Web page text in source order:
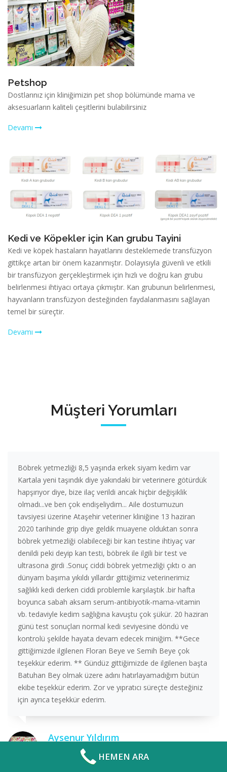
Petshop
Dostlarınız için kliniğimizin pet shop bölümünde mama ve
aksesuarların kaliteli çeşitlerini bulabilirsiniz
Devamı
Kedi ve Köpekler için Kan grubu Tayini
Kedi ve köpek hastaların hayatlarını desteklemede transfüzyon
gittikçe artan bir önem kazanmıştır. Dolayısıyla güvenli ve etkili
bir transfüzyon gerçekleştirmek için hızlı ve doğru kan grubu
belirlenmesi ihtiyacı ortaya çıkmıştır. Kan grubunun belirlenmesi,
hayvanların transfüzyon desteğinden faydalanmasını sağlayan
temel bir süreçtir.
Devamı
Müşteri Yorumları
Böbrek yetmezliği 8,5 yaşında erkek siyam kedim var
Kartala yeni taşındık diye yakındaki bir veterinere götürdük
hapşırıyor diye, bize ilaç verildi ancak hiçbir değişiklik
olmadı...ve ben çok endişeliydim... Aile dostumuzun
tavsiyesi üzerine Ataşehir veteriner kliniğine 13 haziran
2020 tarihinde grip diye geldik muayene olduktan sonra
böbrek yetmezliği olabileceği bir kan testine ihtiyaç var
denildi peki deyip kan testi, böbrek ile ilgili bir test ve
ultrasona girdi .Sonuç ciddi böbrek yetmezliği çıktı o an
dünyam başıma yıkıldı yıllardır gittiğimiz veterinerimiz
sağlıklı kedi derken ciddi problemle karşılaştık .bir hafta
boyunca sabah aksam serum-antibiyotik-mama-vitamin
vb. tedaviyle kedim sağlığına kavuştu çok şükür. 20 haziran
günü test sonuçları normal kedi seviyesine döndü ve
kontrolü şekilde hayata devam edecek miniğim. **Gece
gittiğimizde ilgilenen Floran Beye ve Semih Beye çok
teşekkür ederim. ** Gündüz gittiğimizde de ilgilenen başta
Batuhan Bey olmak üzere adını hatırlayamadığım bütün
ekibe teşekkür ederim. Zor ve yıpratıcı süreçte desteğiniz
için ayrıca teşekkür ederim.
Aysenur Yıldırım
HEMEN ARA